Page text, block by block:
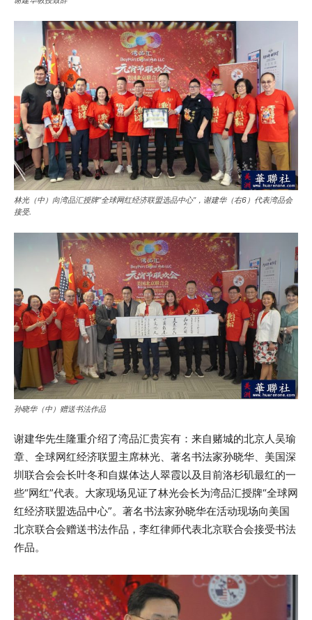
林光（中）向湾品汇授牌“全球网红经济联盟选品中心”，谢建华（右6）代表湾品会
接受.
孙晓华（中）赠送书法作品
谢建华先生隆重介绍了湾品汇贵宾有：来自赌城的北京人吴瑜
章、全球网红经济联盟主席林光、著名书法家孙晓华、美国深
圳联合会会长叶冬和自媒体达人翠霞以及目前洛杉矶最红的一
些“网红”代表。大家现场见证了林光会长为湾品汇授牌“全球网
红经济联盟选品中心”。著名书法家孙晓华在活动现场向美国
北京联合会赠送书法作品，李红律师代表北京联合会接受书法
作品。